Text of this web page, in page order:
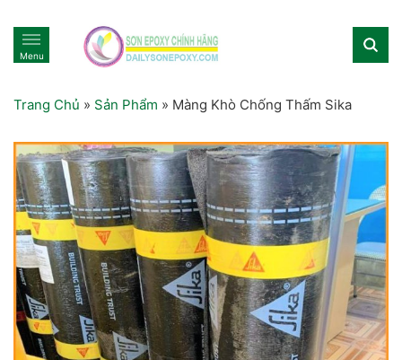
Menu
Trang Chủ » Sản Phẩm » Màng Khò Chống Thấm Sika